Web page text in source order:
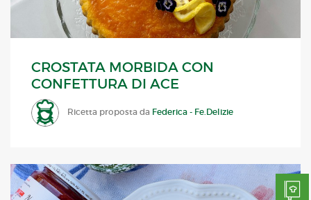
CROSTATA MORBIDA CON
CONFETTURA DI ACE
Ricetta proposta da Federica - Fe.Delizie